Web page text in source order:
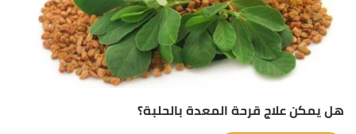
هل يمكن علاج قرحة المعدة بالحلبة؟